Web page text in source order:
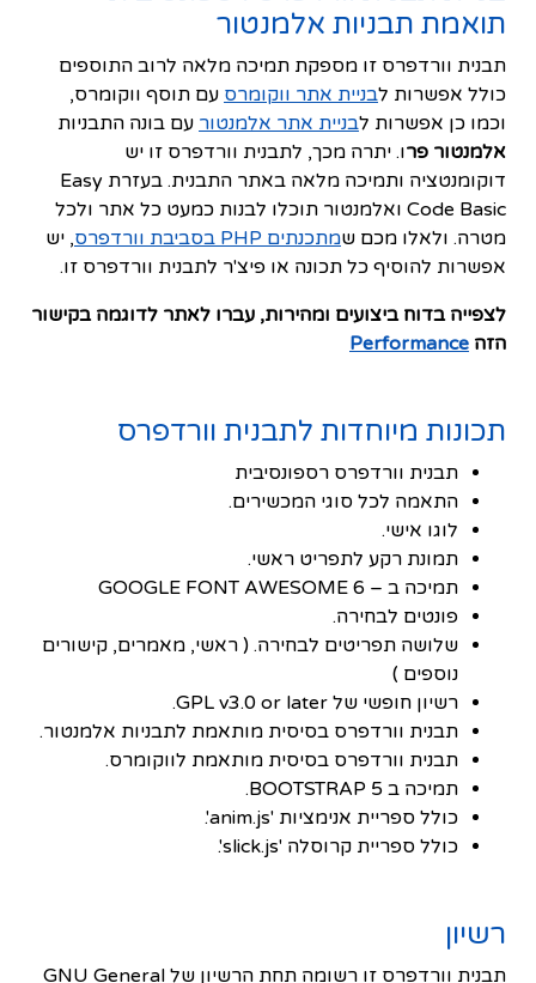
תואמת תבניות אלמנטור
תבנית וורדפרס זו מספקת תמיכה מלאה לרוב התוספים
כולל אפשרות לבניית אתר ווקומרס עם תוסף ווקומרס,
וכמו כן אפשרות לבניית אתר אלמנטור עם בונה התבניות
אלמנטור פרו. יתרה מכך, לתבנית וורדפרס זו יש
דוקומנטציה ותמיכה מלאה באתר התבנית. בעזרת Easy
Code Basic ואלמנטור תוכלו לבנות כמעט כל אתר ולכל
מטרה. ולאלו מכם שמתכנתים PHP בסביבת וורדפרס
, יש
אפשרות להוסיף כל תכונה או פיצ'ר לתבנית וורדפרס זו.
לצפייה בדוח ביצועים ומהירות, עברו לאתר לדוגמה בקישור
הזה Performance
תכונות מיוחדות לתבנית וורדפרס
תבנית וורדפרס רספונסיבית
התאמה לכל סוגי המכשירים.
לוגו אישי.
תמונת רקע לתפריט ראשי.
תמיכה ב – GOOGLE FONT AWESOME 6
פונטים לבחירה.
שלושה תפריטים לבחירה. ( ראשי, מאמרים, קישורים
נוספים )
רשיון חופשי של GPL v3.0 or later.
תבנית וורדפרס בסיסית מותאמת לתבניות אלמנטור.
תבנית וורדפרס בסיסית מותאמת לווקומרס.
תמיכה ב BOOTSTRAP 5.
כולל ספריית אנימציות 'anim.js'.
כולל ספריית קרוסלה 'slick.js'.
רשיון
תבנית וורדפרס זו רשומה תחת הרשיון של GNU General